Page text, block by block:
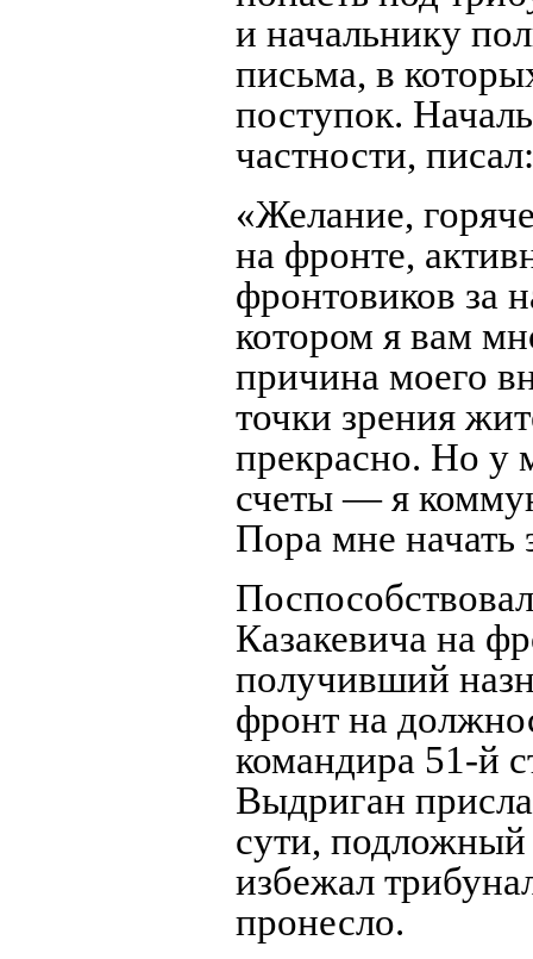
и начальнику
письма, в
поступок.
частности, писал:
«Желание,
на фронте,
фронтовиков за
котором я вам
причина моего
точки зрения
прекрасно. Но у
счеты — я
Пора мне начать
Казакевича на
получивший
фронт на
командира 51-й
Выдриган
сути, подложный
избежал
пронесло.